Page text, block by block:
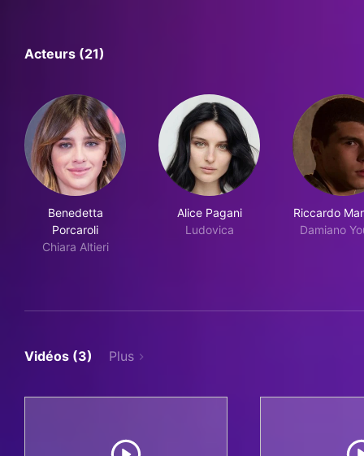
Acteurs (21)
Benedetta
Porcaroli
Chiara Altieri
Alice Pagani
Ludovica
Riccardo
Damiano
Vidéos (3) Plus